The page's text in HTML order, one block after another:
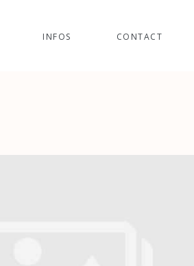
INFOS CONTACT